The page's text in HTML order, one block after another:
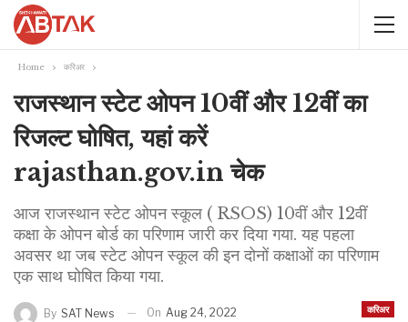
Home करिअर
राजस्थान स्टेट ओपन 10वीं और 12वीं का
रिजल्ट घोषित, यहां करें
rajasthan.gov.in चेक
आज राजस्थान स्टेट ओपन स्कूल ( RSOS) 10वीं और 12वीं
कक्षा के ओपन बोर्ड का परिणाम जारी कर दिया गया. यह पहला
अवसर था जब स्टेट ओपन स्कूल की इन दोनों कक्षाओं का परिणाम
एक साथ घोषित किया गया.
करिअर
By SAT News On Aug 24, 2022